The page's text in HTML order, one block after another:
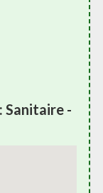
Sanitaire -